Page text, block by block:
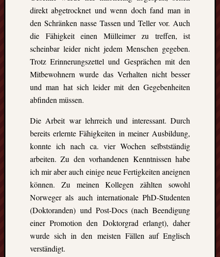
direkt abgetrocknet und wenn doch fand man in
den Schränken nasse Tassen und Teller vor. Auch
die Fähigkeit einen Mülleimer zu treffen, ist
scheinbar leider nicht jedem Menschen gegeben.
Trotz Erinnerungszettel und Gesprächen mit den
Mitbewohnern wurde das Verhalten nicht besser
und man hat sich leider mit den Gegebenheiten
abfinden müssen.
Die Arbeit war lehrreich und interessant. Durch
bereits erlernte Fähigkeiten in meiner Ausbildung,
konnte ich nach ca. vier Wochen selbstständig
arbeiten. Zu den vorhandenen Kenntnissen habe
ich mir aber auch einige neue Fertigkeiten aneignen
können. Zu meinen Kollegen zählten sowohl
Norweger als auch internationale PhD-Studenten
(Doktoranden) und Post-Docs (nach Beendigung
einer Promotion den Doktorgrad erlangt), daher
wurde sich in den meisten Fällen auf Englisch
verständigt.